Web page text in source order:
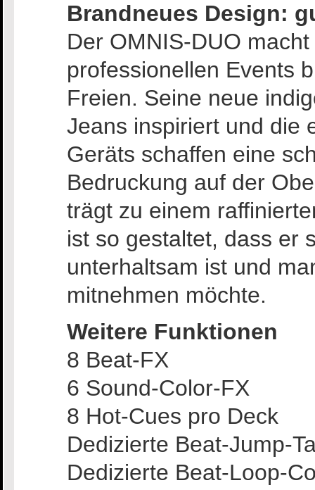
Brandneues Design:
Der OMNIS-DUO
professionellen Events
Freien. Seine neue
Jeans inspiriert und die
Geräts schaffen eine
Bedruckung auf der
trägt zu einem
ist so gestaltet, dass er
unterhaltsam ist und
mitnehmen möchte.
Weitere Funktionen
8 Beat-FX
6 Sound-Color-FX
8 Hot-Cues pro Deck
Dedizierte Beat-Jump-
Dedizierte Beat-Loop-